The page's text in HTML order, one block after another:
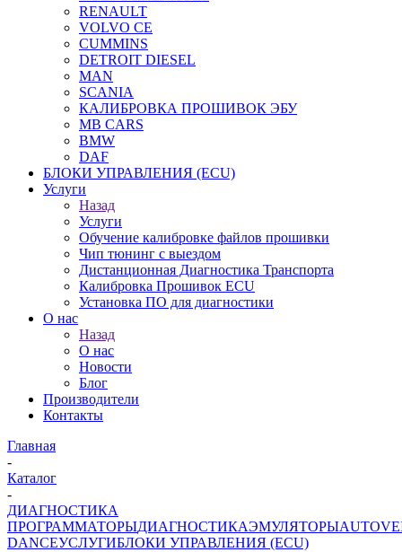
RENAULT
VOLVO CE
CUMMINS
DETROIT DIESEL
MAN
SCANIA
КАЛИБРОВКА ПРОШИВОК ЭБУ
MB CARS
BMW
DAF
БЛОКИ УПРАВЛЕНИЯ (ECU)
Услуги
Назад
Услуги
Обучение калибровке файлов прошивки
Чип тюнинг с выездом
Дистанционная Диагностика Транспорта
Калибровка Прошивок ECU
Установка ПО для диагностики
О нас
Назад
О нас
Новости
Блог
Производители
Контакты
Главная
-
Каталог
-
ДИАГНОСТИКА
ПРОГРАММАТОРЫДИАГНОСТИКАЭМУЛЯТОРЫ
DANCEУСЛУГИБЛОКИ УПРАВЛЕНИЯ (ECU)